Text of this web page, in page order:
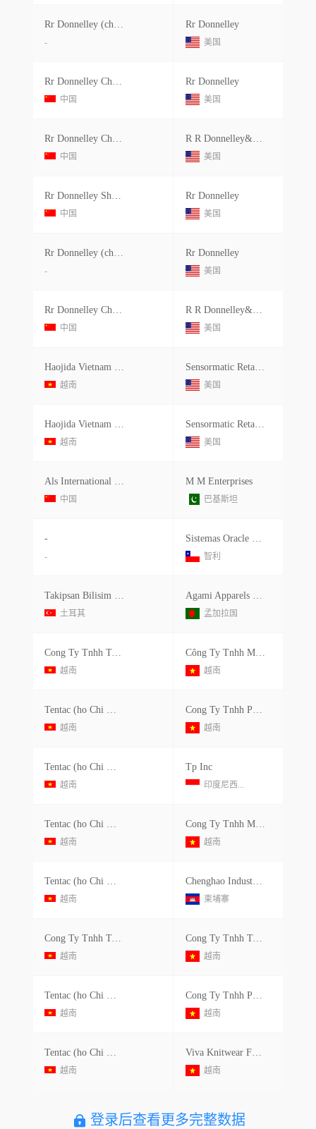
Rr Donnelley (china) Holding
-
Rr Donnelley
美国
Rr Donnelley China Holding
中国
Rr Donnelley
美国
Rr Donnelley China Holdings Co.ltd.
中国
R R Donnelley&sons Co
美国
Rr Donnelley Shanghai Commercial
中国
Rr Donnelley
美国
Rr Donnelley (china) Holding
-
Rr Donnelley
美国
Rr Donnelley China Holdings Co.ltd.
中国
R R Donnelley&sons Co
美国
Haojida Vietnam Electronic Technolo
越南
Sensormatic Retail Solution
美国
Haojida Vietnam Electronic Technolo
越南
Sensormatic Retail Solutions
美国
Als International Trading Co. Ltd
中国
M M Enterprises
巴基斯坦
-
-
Sistemas Oracle Chile S.a.
智利
Takipsan Bilisim Teknolojileri San
土耳其
Agami Apparels Ltd
孟加拉国
Cong Ty Tnhh Tentac (ho Chi Minh)
越南
Công Ty Tnhh May Mặc Việt Thiên
越南
Tentac (ho Chi Minh) Co.,ltd
越南
Cong Ty Tnhh Phu Tho Matsuoka (dncx)
越南
Tentac (ho Chi Minh) Co.,ltd
越南
Tp Inc
印度尼西...
Tentac (ho Chi Minh) Co.,ltd
越南
Cong Ty Tnhh May An Nam Matsuoka (dncx)
越南
Tentac (ho Chi Minh) Co.,ltd
越南
Chenghao Industry International Limited
柬埔寨
Cong Ty Tnhh Tentac (ho Chi Minh)
越南
Cong Ty Tnhh Tessellation Hoa Binh
越南
Tentac (ho Chi Minh) Co.,ltd
越南
Cong Ty Tnhh Phu Tho Matsuoka (dncx)
越南
Tentac (ho Chi Minh) Co.,ltd
越南
Viva Knitwear Factory Ltd
越南
登录后查看更多完整数据